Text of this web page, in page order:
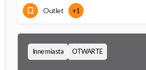
Sejmowa 13
Outlet +1
Inne miasta OTWARTE